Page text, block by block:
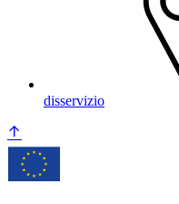
disservizio